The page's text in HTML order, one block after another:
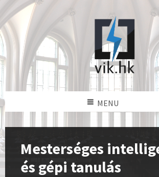
MENU
Mesterséges
és gépi tanulás